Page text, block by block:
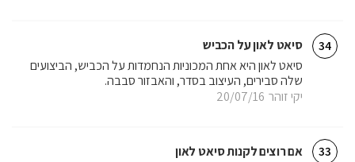
34 סיאט לאון על הכביש
יקי זוהר 20/07/16
סיאט לאון היא אחת המכוניות הנחמדות על הכביש, הביצועים
שלה סבירים, העיצוב בסדר, והאבזור סבבה.
33 אם רוצים לקנות סיאט לאון